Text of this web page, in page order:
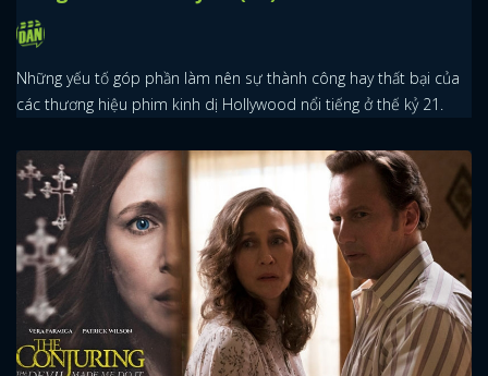
x
ĐĂNG NHẬP
FACEBOOK GOOGLE
Những yếu tố góp phần làm nên sự thành công hay thất bại của
các thương hiệu phim kinh dị Hollywood nổi tiếng ở thế kỷ 21.